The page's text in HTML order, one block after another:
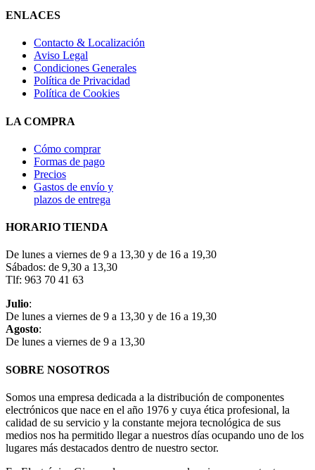
ENLACES
Contacto & Localización
Aviso Legal
Condiciones Generales
Política de Privacidad
Política de Cookies
LA COMPRA
Cómo comprar
Formas de pago
Precios
Gastos de envío y
plazos de entrega
HORARIO TIENDA
De lunes a viernes de 9 a 13,30 y de 16 a 19,30
Sábados: de 9,30 a 13,30
Tlf: 963 70 41 63
Julio:
De lunes a viernes de 9 a 13,30 y de 16 a 19,30
Agosto:
De lunes a viernes de 9 a 13,30
SOBRE NOSOTROS
Somos una empresa dedicada a la distribución de componentes
electrónicos que nace en el año 1976 y cuya ética profesional, la
calidad de su servicio y la constante mejora tecnológica de sus
medios nos ha permitido llegar a nuestros días ocupando uno de los
lugares más destacados dentro de nuestro sector.